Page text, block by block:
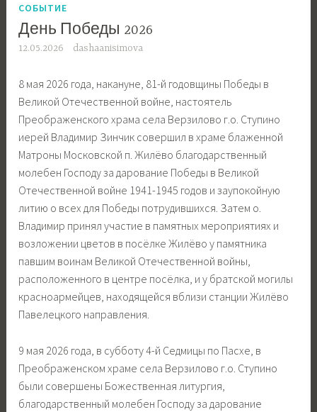
СОБЫТИЕ
День Победы 2026
12.05.2026 dashaanisimova
8 мая 2026 года, накануне, 81-й годовщины Победы в
Великой Отечественной войне, настоятель
Преображенского храма села Верзилово г.о. Ступино
иерей Владимир Зинчик совершил в храме блаженной
Матроны Московской п. Жилёво благодарственный
молебен Господу за дарование Победы в Великой
Отечественной войне 1941-1945 годов и заупокойную
литию о всех для Победы потрудившихся. Затем о.
Владимир принял участие в памятных мероприятиях и
возложении цветов в посёлке Жилёво у памятника
павшим воинам Великой Отечественной войны,
расположенного в центре посёлка, и у братской могилы
красноармейцев, находящейся вблизи станции Жилёво
Павелецкого направления.
9 мая 2026 года, в субботу 4-й Седмицы по Пасхе, в
Преображенском храме села Верзилово г.о. Ступино
были совершены Божественная литургия,
благодарственный молебен Господу за дарование